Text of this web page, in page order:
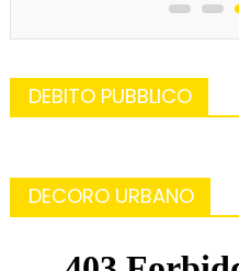
DEBITO PUBBLICO
DECORO URBANO